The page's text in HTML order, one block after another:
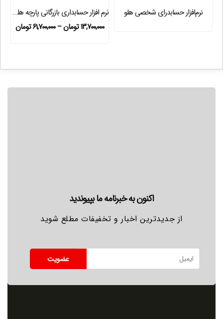
نرم‌افزار حسابدرای شخصی هلو
نرم افزار حسابداری بازرگانی پارچه هلو APEX
۱۳,۷۰۰,۰۰۰تومان–۶۱,۷۰۰,۰۰۰تومان
اکنون به خبرنامه ما بپیوندید
از جدیدترین اخبار و تخفیفات مطلع شوید
عضویت